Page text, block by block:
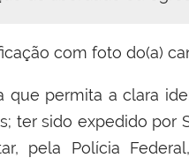
com foto do(a)
que permita a clara
ter sido expedido por
pela Polícia